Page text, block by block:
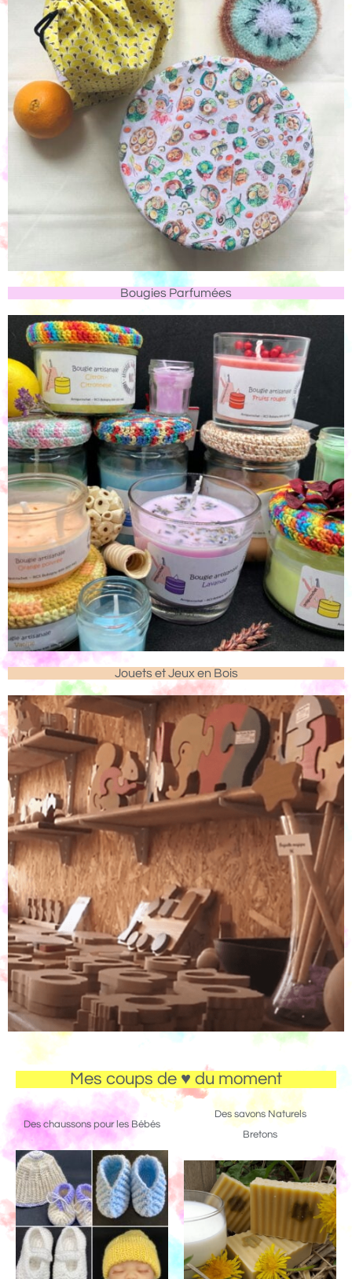
Bougies Parfumées
Jouets et Jeux en Bois
Mes coups de ♥ du moment
Des chaussons pour les Bébés
Des savons Naturels
Bretons